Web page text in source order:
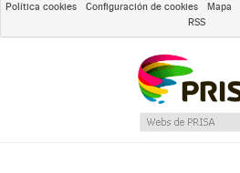
Política cookies
Configuración de cookies Mapa
RSS